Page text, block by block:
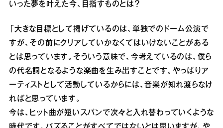
いった夢を叶えた今、目指すものとは？
「大きな目標として掲げているのは、単独でのドーム公演で
すが、その前にクリアしていかなくてはいけないことがある
とは思っています。そういう意味で、今考えているのは、僕ら
の代名詞となるような楽曲を生み出すことです。やっぱりア
ーティストとして活動しているからには、音楽が知れ渡らなけ
ればと思っています。
今は、ヒット曲が短いスパンで次々と入れ替わっていくような